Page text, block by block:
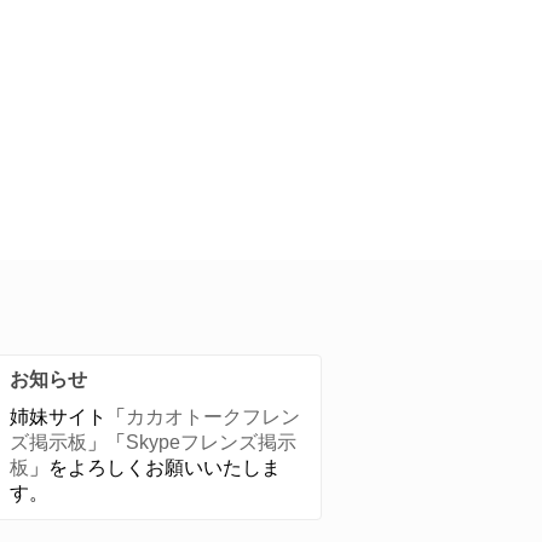
お知らせ
姉妹サイト「 カカオトークフレン
ズ掲示板 」「 Skypeフレンズ掲示
板 」をよろしくお願いいたしま
す。